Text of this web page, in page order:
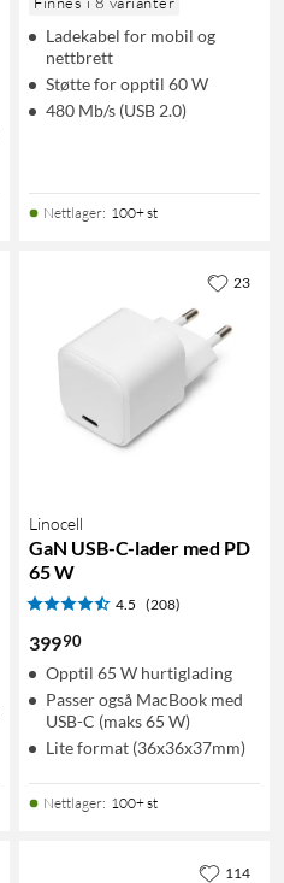
Ladekabel for mobil og
nettbrett
Støtte for opptil 60 W
480 Mb/s (USB 2.0)
Nettlager: 100+ st
Linocell
GaN USB-C-lader med PD
65 W
4.5 (208)
39990
Opptil 65 W hurtiglading
Passer også MacBook med
USB-C (maks 65 W)
Lite format (36x36x37mm)
Nettlager: 100+ st
23
114